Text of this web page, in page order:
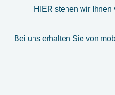
HIER stehen wir Ihnen
Bei uns erhalten Sie von